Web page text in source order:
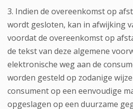
3. Indien de overeenkomst op
wordt gesloten, kan in afwijking
voordat de overeenkomst op
de tekst van deze algemene
elektronische weg aan de
worden gesteld op zodanige
consument op een eenvoudige
opgeslagen op een duurzame